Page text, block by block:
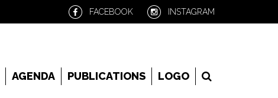
FACEBOOK INSTAGRAM
AGENDA PUBLICATIONS LOGO